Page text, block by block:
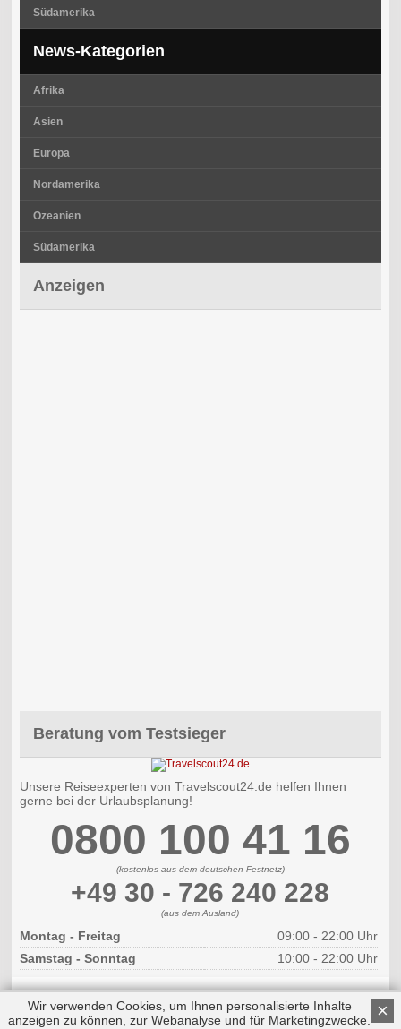
Südamerika
News-Kategorien
Afrika
Asien
Europa
Nordamerika
Ozeanien
Südamerika
Anzeigen
Beratung vom Testsieger
Unsere Reiseexperten von Travelscout24.de helfen Ihnen
gerne bei der Urlaubsplanung!
0800 100 41 16
(kostenlos aus dem deutschen Festnetz)
+49 30 - 726 240 228
(aus dem Ausland)
Montag - Freitag
09:00 - 22:00 Uhr
Samstag - Sonntag
10:00 - 22:00 Uhr
×
Wir verwenden Cookies, um Ihnen personalisierte Inhalte
anzeigen zu können, zur Webanalyse und für Marketingzwecke.